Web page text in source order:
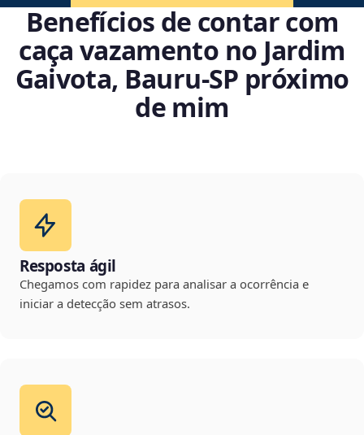
Benefícios de contar com
caça vazamento no Jardim
Gaivota, Bauru‑SP próximo
de mim
Resposta ágil
Chegamos com rapidez para analisar a ocorrência e
iniciar a detecção sem atrasos.